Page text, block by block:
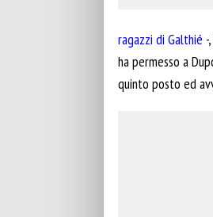
ragazzi di Galthié
ha permesso a
quinto posto ed